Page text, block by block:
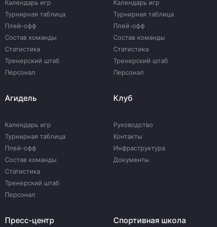
Календарь игр
Турнирная таблица
Плей-офф
Состав команды
Статистика
Тренерский штаб
Персонал
Календарь игр
Турнирная таблица
Плей-офф
Состав команды
Статистика
Тренерский штаб
Персонал
Агидель
Календарь игр
Турнирная таблица
Плей-офф
Состав команды
Статистика
Тренерский штаб
Персонал
Клуб
Руководство
Контакты
Инфраструктура
Документы
Пресс-центр Спортивная школа